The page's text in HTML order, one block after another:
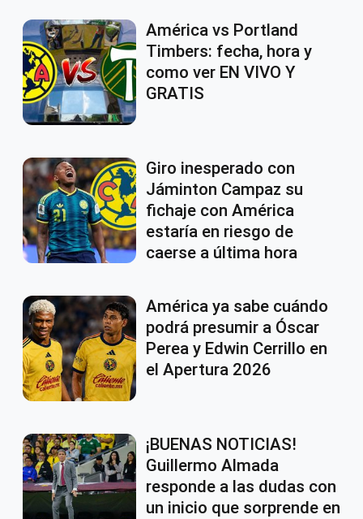
América vs Portland
Timbers: fecha, hora y
como ver EN VIVO Y
GRATIS
Giro inesperado con
Jáminton Campaz su
fichaje con América
estaría en riesgo de
caerse a última hora
América ya sabe cuándo
podrá presumir a Óscar
Perea y Edwin Cerrillo en
el Apertura 2026
¡BUENAS NOTICIAS!
Guillermo Almada
responde a las dudas con
un inicio que sorprende en